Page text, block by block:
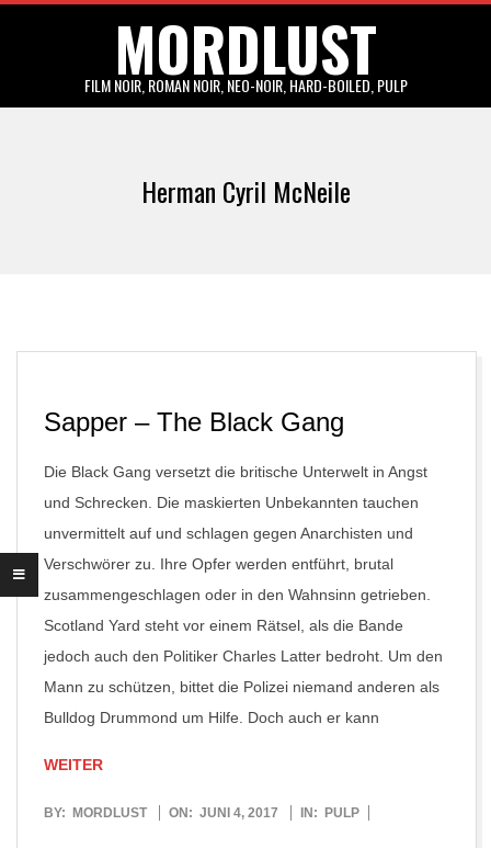
MORDLUST
FILM NOIR, ROMAN NOIR, NEO-NOIR, HARD-BOILED, PULP
Herman Cyril McNeile
Sapper – The Black Gang
Die Black Gang versetzt die britische Unterwelt in Angst
und Schrecken. Die maskierten Unbekannten tauchen
unvermittelt auf und schlagen gegen Anarchisten und
Verschwörer zu. Ihre Opfer werden entführt, brutal
zusammengeschlagen oder in den Wahnsinn getrieben.
Scotland Yard steht vor einem Rätsel, als die Bande
jedoch auch den Politiker Charles Latter bedroht. Um den
Mann zu schützen, bittet die Polizei niemand anderen als
Bulldog Drummond um Hilfe. Doch auch er kann
WEITER
2017-
BY: MORDLUST ON: JUNI 4, 2017 IN: PULP